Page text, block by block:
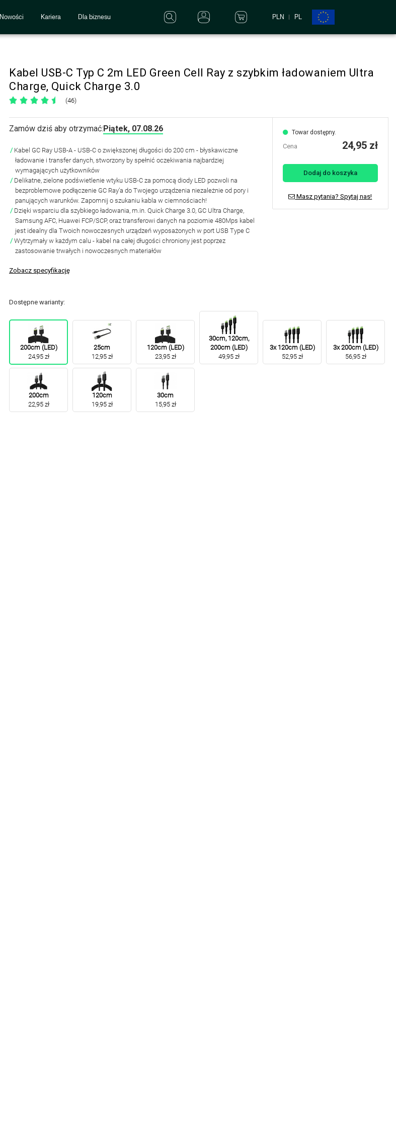
Nowości Kariera Dla biznesu PLN PL
Kabel USB-C Typ C 2m LED Green Cell Ray z szybkim ładowaniem Ultra
Charge, Quick Charge 3.0
(46)
Zamów dziś aby otrzymać:Piątek, 07.08.26
Kabel GC Ray USB-A - USB-C o zwiększonej długości do 200 cm - błyskawiczne
ładowanie i transfer danych, stworzony by spełnić oczekiwania najbardziej
wymagających użytkowników
Delikatne, zielone podświetlenie wtyku USB-C za pomocą diody LED pozwoli na
bezproblemowe podłączenie GC Ray’a do Twojego urządzenia niezależnie od pory i
panujących warunków. Zapomnij o szukaniu kabla w ciemnościach!
Dzięki wsparciu dla szybkiego ładowania, m.in. Quick Charge 3.0, GC Ultra Charge,
Samsung AFC, Huawei FCP/SCP, oraz transferowi danych na poziomie 480Mps kabel
jest idealny dla Twoich nowoczesnych urządzeń wyposażonych w port USB Type C
Wytrzymały w każdym calu - kabel na całej długości chroniony jest poprzez
zastosowanie trwałych i nowoczesnych materiałów
Zobacz specyfikację
Towar dostępny.
Cena 24,95 zł
Dodaj do koszyka
Masz pytania? Spytaj nas!
Dostępne warianty:
200cm (LED)
24,95 zł
25cm
12,95 zł
120cm (LED)
23,95 zł
30cm, 120cm,
200cm (LED)
49,95 zł
3x 120cm (LED)
52,95 zł
3x 200cm (LED)
56,95 zł
200cm
22,95 zł
120cm
19,95 zł
30cm
15,95 zł